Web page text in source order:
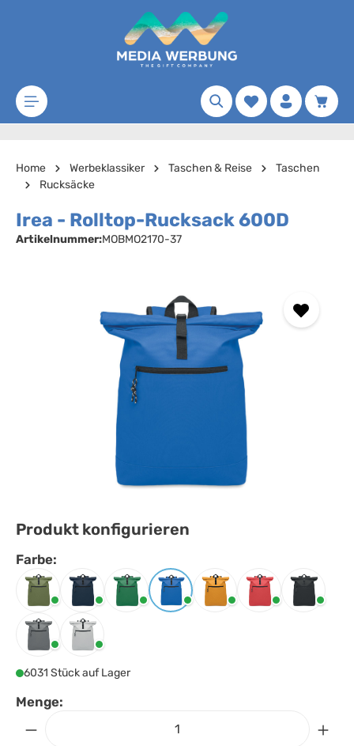
Zum Hauptinhalt springen
Merkzettel
Home Werbeklassiker Taschen & Reise
Taschen
Rucksäcke
Irea - Rolltop-Rucksack 600D
Artikelnummer:MOBMO2170-37
Produkt konfigurieren
Farbe:
Farbe auswählen
ArmeegrünBlau DunkelgrünKönigsblau Ochre Rot Schwarz
Steingrau Weiss
6031 Stück auf Lager
Menge: